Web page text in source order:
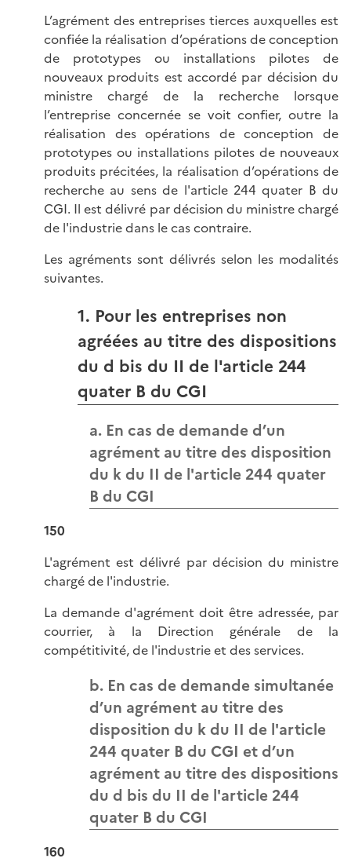
L’agrément des entreprises tierces auxquelles est
confiée la réalisation d’opérations de conception
de prototypes ou installations pilotes de
nouveaux produits est accordé par décision du
ministre chargé de la recherche lorsque
l’entreprise concernée se voit confier, outre la
réalisation des opérations de conception de
prototypes ou installations pilotes de nouveaux
produits précitées, la réalisation d’opérations de
recherche au sens de l'article 244 quater B du
CGI. Il est délivré par décision du ministre chargé
de l'industrie dans le cas contraire.
Les agréments sont délivrés selon les modalités
suivantes.
1. Pour les entreprises non
agréées au titre des dispositions
du d bis du II de l'article 244
quater B du CGI
a. En cas de demande d’un
agrément au titre des disposition
du k du II de l'article 244 quater
B du CGI
150
L'agrément est délivré par décision du ministre
chargé de l'industrie.
La demande d'agrément doit être adressée, par
courrier, à la Direction générale de la
compétitivité, de l'industrie et des services.
b. En cas de demande simultanée
d’un agrément au titre des
disposition du k du II de l'article
244 quater B du CGI et d’un
agrément au titre des dispositions
du d bis du II de l'article 244
quater B du CGI
160